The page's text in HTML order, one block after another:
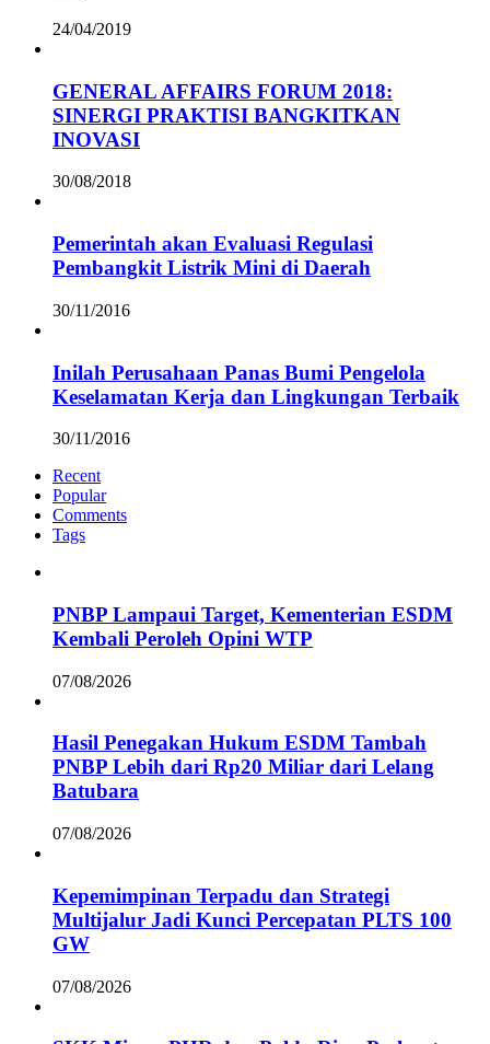
24/04/2019
GENERAL AFFAIRS FORUM 2018:
SINERGI PRAKTISI BANGKITKAN
INOVASI
30/08/2018
Pemerintah akan Evaluasi Regulasi
Pembangkit Listrik Mini di Daerah
30/11/2016
Inilah Perusahaan Panas Bumi Pengelola
Keselamatan Kerja dan Lingkungan Terbaik
30/11/2016
Recent
Popular
Comments
Tags
PNBP Lampaui Target, Kementerian ESDM
Kembali Peroleh Opini WTP
07/08/2026
Hasil Penegakan Hukum ESDM Tambah
PNBP Lebih dari Rp20 Miliar dari Lelang
Batubara
07/08/2026
Kepemimpinan Terpadu dan Strategi
Multijalur Jadi Kunci Percepatan PLTS 100
GW
07/08/2026